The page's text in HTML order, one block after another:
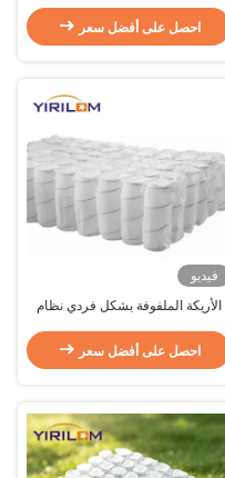
احصل على أفضل سعر
فيديو
الأريكة الملفوفة بشكل فردي نظام
ربيع الجيب
احصل على أفضل سعر